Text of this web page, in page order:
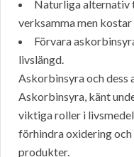
Naturliga alternativ
verksamma men kostar
Förvara
livslängd.
Askorbinsyra och dess
Askorbinsyra, känt
viktiga roller i
förhindra oxidering
produkter.